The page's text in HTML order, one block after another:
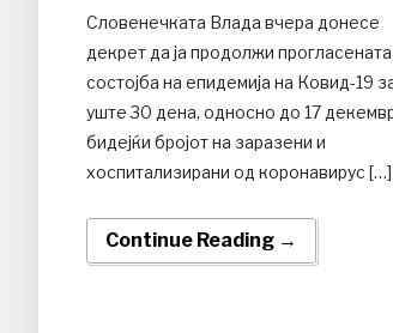
Словенечката Влада вчера донесе
декрет да ја продолжи прогласената
состојба на епидемија на Ковид-19
уште 30 дена, односно до 17
бидејќи бројот на заразени и
хоспитализирани од коронавирус […]
Continue Reading →